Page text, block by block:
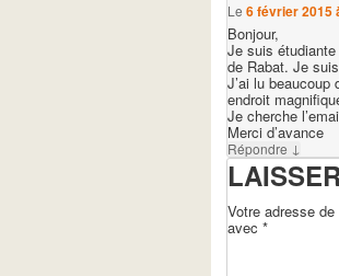
Le 6 février 2015
Bonjour,
Je suis
de Rabat. Je
J’ai lu
endroit
Je cherche
Merci d’avance
Répondre ↓
Votre adresse
avec *